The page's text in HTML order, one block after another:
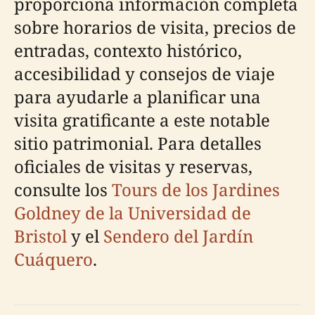
sobre horarios de visita, precios de
entradas, contexto histórico,
accesibilidad y consejos de viaje
para ayudarle a planificar una
visita gratificante a este notable
sitio patrimonial. Para detalles
oficiales de visitas y reservas,
consulte los Tours de los Jardines
Goldney de la Universidad de
Bristoly elSendero del Jardín
Cuáquero.